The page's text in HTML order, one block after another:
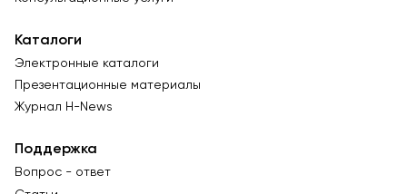
Каталоги
Электронные каталоги
Презентационные материалы
Журнал Н-News
Поддержка
Вопрос - ответ